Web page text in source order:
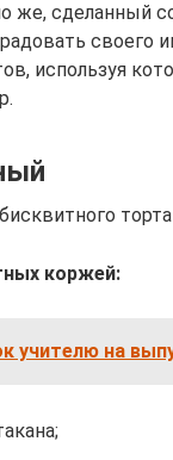
же, сделанный
своего
используя
торта
коржей:
учителю на